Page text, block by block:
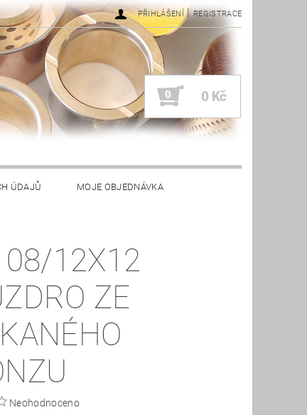
PŘIHLÁŠENÍ | REGISTRACE
0 0 Kč
ÚDAJŮ MOJE OBJEDNÁVKA
08/12X12
ZE
Neohodnoceno